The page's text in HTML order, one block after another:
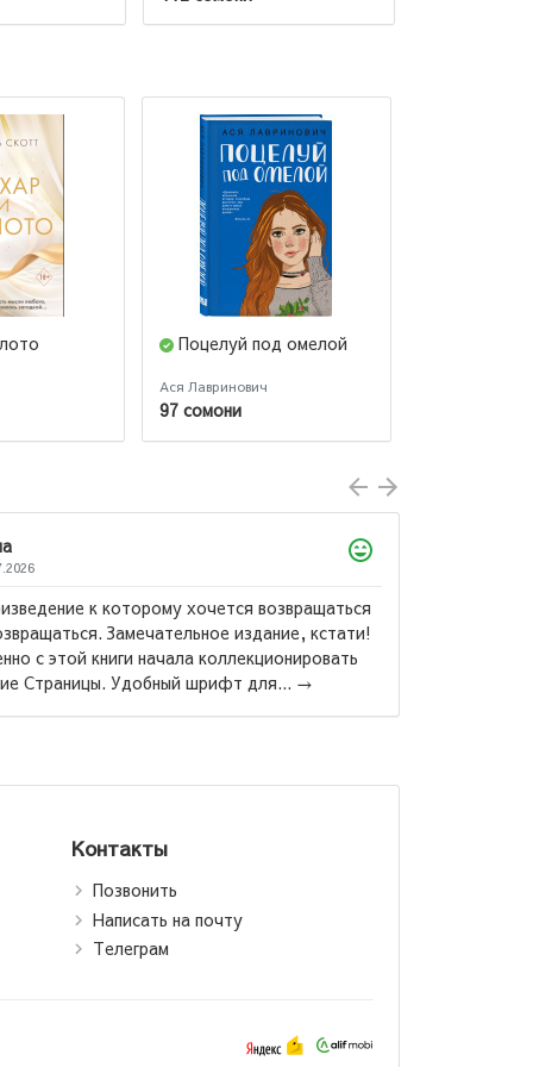
Поцелуй под омелой
Ася Лавринович
97 сомони
Весь цикл превосходен, но советую читать
сначало ,,Стеклянный трон,, а после ,,Клинок
убийцы,, тем кто реально хочет бурю эмоций, так
вам будет виднее, через что и с чем ...
Контакты
Позвонить
Написать на почту
Телеграм